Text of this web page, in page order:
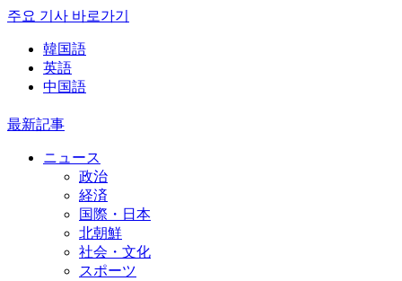
주요 기사 바로가기
韓国語
英語
中国語
最新記事
ニュース
政治
経済
国際・日本
北朝鮮
社会・文化
スポーツ